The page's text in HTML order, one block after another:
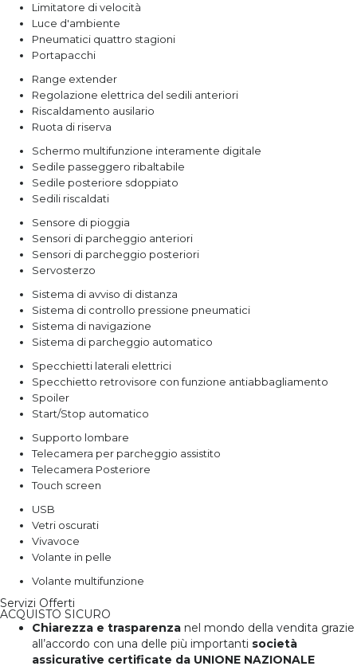
Limitatore di velocità
Luce d'ambiente
Pneumatici quattro stagioni
Portapacchi
Range extender
Regolazione elettrica del sedili anteriori
Riscaldamento ausilario
Ruota di riserva
Schermo multifunzione interamente digitale
Sedile passeggero ribaltabile
Sedile posteriore sdoppiato
Sedili riscaldati
Sensore di pioggia
Sensori di parcheggio anteriori
Sensori di parcheggio posteriori
Servosterzo
Sistema di avviso di distanza
Sistema di controllo pressione pneumatici
Sistema di navigazione
Sistema di parcheggio automatico
Specchietti laterali elettrici
Specchietto retrovisore con funzione antiabbagliamento
Spoiler
Start/Stop automatico
Supporto lombare
Telecamera per parcheggio assistito
Telecamera Posteriore
Touch screen
USB
Vetri oscurati
Vivavoce
Volante in pelle
Volante multifunzione
Servizi Offerti
ACQUISTO SICURO
Chiarezza e trasparenza nel mondo della vendita grazie
all’accordo con una delle più importanti società
assicurative certificate da UNIONE NAZIONALE